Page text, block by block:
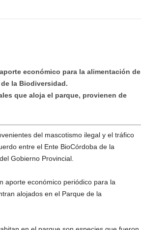
económico para la alimentación de
la Biodiversidad.
que aloja el parque, provienen de
del mascotismo ilegal y el tráfico
entre el Ente BioCórdoba de la
Gobierno Provincial.
aporte económico periódico para la
alojados en el Parque de la